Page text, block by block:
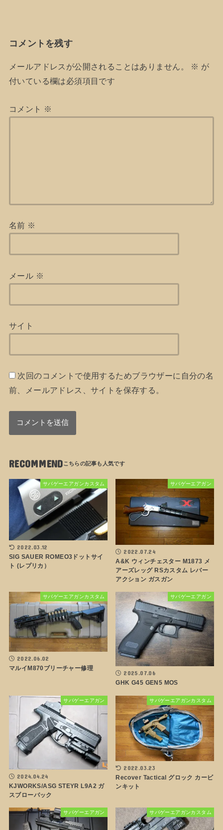
コメントを残す
メールアドレスが公開されることはありません。 ※ が
付いている欄は必須項目です
コメント ※
名前 ※
メール ※
サイト
次回のコメントで使用するためブラウザーに自分の名
前、メールアドレス、サイトを保存する。
RECOMMEND
サバゲーエアガンカスタム
2022.03.12
SIG SAUER ROMEO3ドットサイ
ト (レプリカ）
サバゲーエアガン
2022.07.24
A&K ウィンチェスター M1873 メ
アーズレッグ RSカスタム レバー
アクション ガスガン
サバゲーエアガンカスタム
2022.06.02
マルイM870ブリーチャー修理
サバゲーエアガン
2025.07.06
GHK G45 GEN5 MOS
サバゲーエアガン
2024.04.24
KJWORKS/ASG STEYR L9A2 ガ
スブローバック
サバゲーエアガンカスタム
2022.03.23
Recover Tactical グロック カービ
ンキット
サバゲーエアガン サバゲーエアガンカスタム